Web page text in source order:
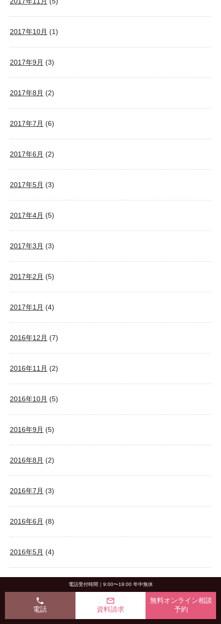
2017年10月 (1)
2017年9月 (3)
2017年8月 (2)
2017年7月 (6)
2017年6月 (2)
2017年5月 (3)
2017年4月 (5)
2017年3月 (3)
2017年2月 (5)
2017年1月 (4)
2016年12月 (7)
2016年11月 (2)
2016年10月 (5)
2016年9月 (5)
2016年8月 (2)
2016年7月 (3)
2016年6月 (8)
2016年5月 (4)
2016年3月(6)
電話受付時間｜9:00〜19:00 年中無休
phone
電話
mail_outline
資料請求
無料オンライン相談
予約